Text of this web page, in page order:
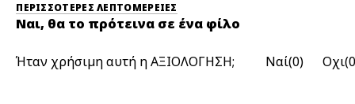
ΠΕΡΙΣΣΌΤΕΡΕΣ ΛΕΠΤΟΜΈΡΕΙΕΣ
Ναι, θα το πρότεινα σε ένα φίλο
Ήταν χρήσιμη αυτή η ΑΞΙΟΛΟΓΗΣΗ; 0 0